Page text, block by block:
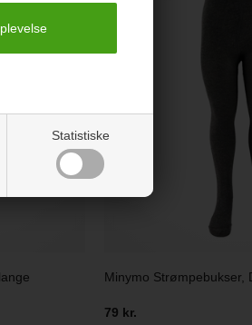
Statistiske
Minymo Strømpebukser,
79 kr.